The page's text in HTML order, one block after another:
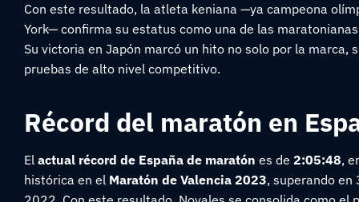
Con este resultado, la atleta keniana —ya campeona
York— confirma su estatus como una de las
Su victoria en Japón marcó un hito no solo por la
pruebas de alto nivel competitivo.
Récord del maratón en
El actual récord de España de maratón es de 2:05:48,
histórica en el Maratón de Valencia 2023, superando